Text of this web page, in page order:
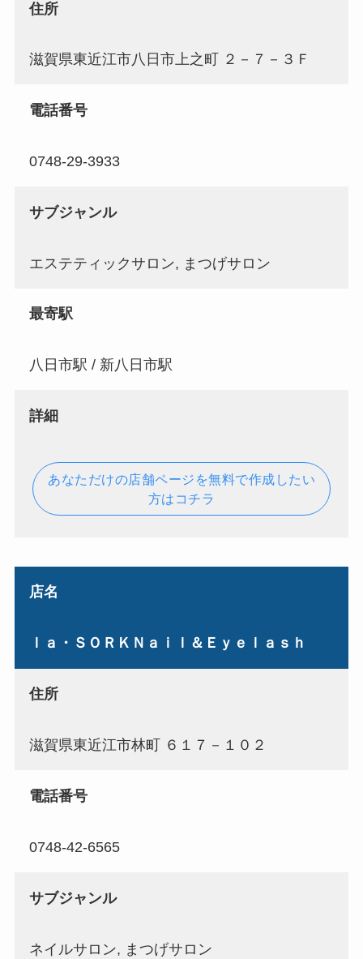
住所
滋賀県東近江市八日市上之町 ２－７－３Ｆ
電話番号
0748-29-3933
サブジャンル
エステティックサロン, まつげサロン
最寄駅
八日市駅 / 新八日市駅
詳細
あなただけの店舗ページを無料で作成したい
方はコチラ
店名
ｌａ・ＳＯＲＫＮａｉｌ＆Ｅｙｅｌａｓｈ
住所
滋賀県東近江市林町 ６１７－１０２
電話番号
0748-42-6565
サブジャンル
ネイルサロン, まつげサロン